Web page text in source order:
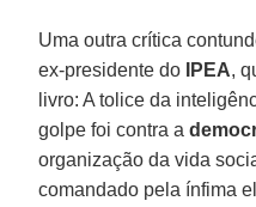
Uma outra crítica
ex-presidente do IPEA,
livro: A tolice da
golpe foi contra a
organização da vida
comandado pela ínfima